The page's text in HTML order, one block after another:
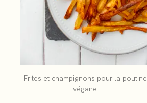
Frites et champignons pour la poutine
végane